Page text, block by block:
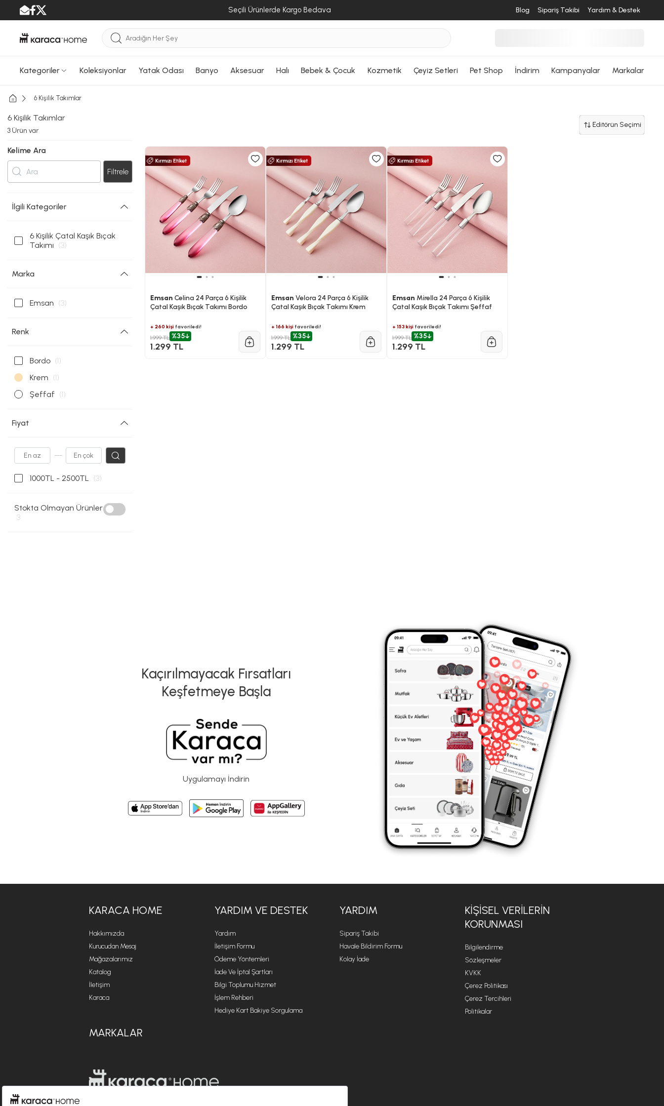
Seçili Ürünlerde Kargo Bedava Blog Sipariş Takibi Yardım & Destek
Kategoriler Koleksiyonlar Yatak Odası Banyo Aksesuar Halı Bebek & Çocuk Kozmetik Çeyiz Setleri Pet Shop İndirim Kampanyalar Markalar
6 Kişilik Takımlar
6 Kişilik Takımlar
3 Ürün var
Kelime Ara
Filtrele
İlgili Kategoriler
6 Kişilik Çatal Kaşık Bıçak
Takımı (3)
Marka
Emsan (3)
Renk
Bordo (1)
Krem (1)
Şeffaf (1)
Fiyat
---
1000TL - 2500TL (3)
Stokta Olmayan Ürünler
3
Editörün Seçimi
Emsan Celina 24 Parça 6 Kişilik
Çatal Kaşık Bıçak Takımı Bordo
+ 260 kişifavoriledi!
1.999 TL %35
1.299 TL
Emsan Velora 24 Parça 6 Kişilik
Çatal Kaşık Bıçak Takımı Krem
+ 166 kişifavoriledi!
1.999 TL %35
1.299 TL
Emsan Mirella 24 Parça 6 Kişilik
Çatal Kaşık Bıçak Takımı Şeffaf
+ 153 kişifavoriledi!
1.999 TL %35
1.299 TL
Kaçırılmayacak Fırsatları
Keşfetmeye Başla
Uygulamayı İndirin
KARACA HOME
Hakkımızda
Kurucudan Mesaj
Mağazalarımız
Katalog
İletişim
Karaca
YARDIM VE DESTEK
Yardım
İletişim Formu
Ödeme Yöntemleri
İade Ve İptal Şartları
Bilgi Toplumu Hizmet
İşlem Rehberi
Hediye Kart Bakiye Sorgulama
YARDIM
Sipariş Takibi
Havale Bildirim Formu
Kolay İade
KİŞİSEL VERİLERİN
KORUNMASI
Bilgilendirme
Sözleşmeler
KVKK
Çerez Politikası
Çerez Tercihleri
Politikalar
MARKALAR